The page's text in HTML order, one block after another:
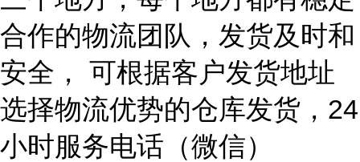
合作的物流团队，发货及时和
安全， 可根据客户发货地址
选择物流优势的仓库发货，24
小时服务电话（微信）